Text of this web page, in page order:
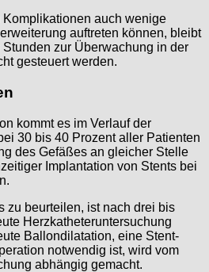
auch wenige
auftreten können, bleibt
zur Überwachung in der
gesteuert werden.
kommt es im Verlauf der
30 bis 40 Prozent aller Patienten
des Gefäßes an gleicher Stelle
Implantation von Stents bei
zu beurteilen, ist nach drei bis
Herzkatheteruntersuchung
Ballondilatation, eine Stent-
notwendig ist, wird vom
abhängig gemacht.